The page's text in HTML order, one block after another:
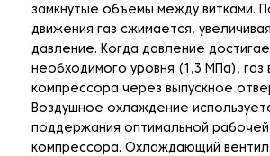
замкнутые объемы между витками.
движения газ сжимается,
давление. Когда давление
необходимого уровня (1,3 МПа), газ
компрессора через выпускное
Воздушное охлаждение
поддержания оптимальной
компрессора. Охлаждающий